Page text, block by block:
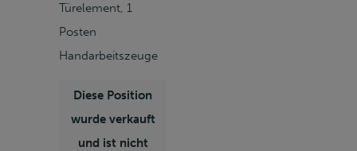
Türelement, 1
Posten
Handarbeitszeuge
Diese Position
wurde verkauft
und ist nicht